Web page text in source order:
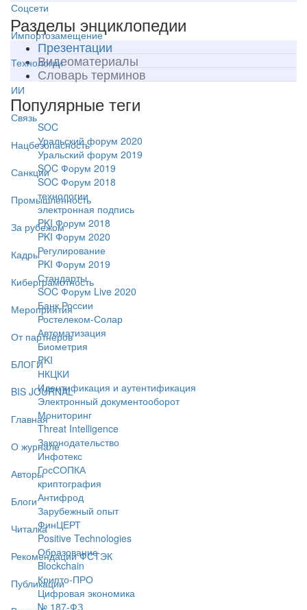
Соцсети
Импортозамещение
Технологии
ИИ
Связь
Нацбезопасность
Санкции
Промышленность
За рубежом
Кадры
Киберграмотность
Мероприятия
От партнёров
БЛОГИ
BIS JOURNAL
Главная
О журнале
Авторы
Блоги
Читалка
Рекомендации ФСТЭК
Публикации
Разделы энциклопедии
Презентации
Видеоматериалы
Словарь терминов
Популярные теги
SOC
Уральский форум 2020
Уральский форум 2019
SOC Форум 2019
SOC Форум 2018
технологии
электронная подпись
PKI Форум 2018
PKI Форум 2020
Регулирование
PKI Форум 2019
Стандарты
SOC Форум Live 2020
Банк России
Ростелеком-Солар
Автоматизация
Биометрия
PKI
НКЦКИ
Идентификация и аутентификация
Электронный документооборот
Мониторинг
Threat Intelligence
Законодательство
Инфотекс
ГосСОПКА
криптография
Антифрод
Зарубежный опыт
ФинЦЕРТ
Positive Technologies
Образование
Blockchain
Крипто-ПРО
Цифровая экономика
№ 187-ФЗ